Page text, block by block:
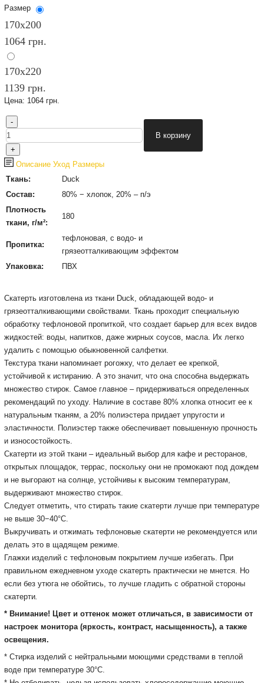
Размер
170х200
1064 грн.
170х220
1139 грн.
Цена: 1064 грн.
Описание Уход Размеры
Ткань:
Duck
Состав:
80% − хлопок, 20% – п/э
Плотность
ткани, г/м²:
180
Пропитка:
тефлоновая, с водо- и
грязеотталкивающим эффектом
Упаковка:
ПВХ
Cкатерть изготовлена из ткани Duck, обладающей водо- и
грязеотталкивающими свойствами. Ткань проходит специальную
обработку тефлоновой пропиткой, что создает барьер для всех видов
жидкостей: воды, напитков, даже жирных соусов, масла. Их легко
удалить с помощью обыкновенной салфетки.
Текстура ткани напоминает рогожку, что делает ее крепкой,
устойчивой к истиранию. А это значит, что она способна выдержать
множество стирок. Самое главное – придерживаться определенных
рекомендаций по уходу. Наличие в составе 80% хлопка относит ее к
натуральным тканям, а 20% полиэстера придает упругости и
эластичности. Полиэстер также обеспечивает повышенную прочность
и износостойкость.
Скатерти из этой ткани – идеальный выбор для кафе и ресторанов,
открытых площадок, террас, поскольку они не промокают под дождем
и не выгорают на солнце, устойчивы к высоким температурам,
выдерживают множество стирок.
Следует отметить, что стирать такие скатерти лучше при температуре
не выше 30−40°С.
Выкручивать и отжимать тефлоновые скатерти не рекомендуется или
делать это в щадящем режиме.
Глажки изделий с тефлоновым покрытием лучше избегать. При
правильном ежедневном уходе скатерть практически не мнется. Но
если без утюга не обойтись, то лучше гладить с обратной стороны
скатерти.
* Внимание! Цвет и оттенок может отличаться, в зависимости от
настроек монитора (яркость, контраст, насыщенность), а также
освещения.
* Cтирка изделий с нейтральными моющими средствами в теплой
воде при температуре 30°С.